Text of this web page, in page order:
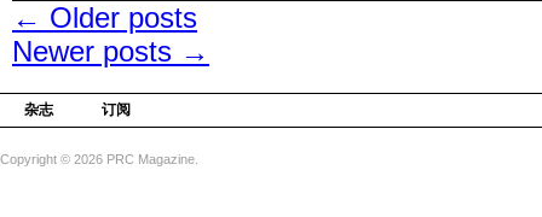
← Older posts
Newer posts →
杂志 订阅
Copyright © 2026 PRC Magazine.